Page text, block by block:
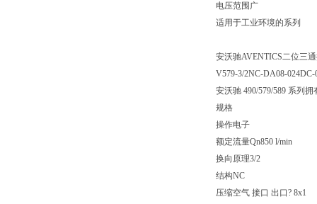
电压范围广
适用于工业环境的系列
安沃驰AVENTICS二位三
V579-3/2NC-DA08-024DC-
安沃驰 490/579/589 系列
规格
操作电子
额定流量Qn850 l/min
换向原理3/2
结构NC
压缩空气 接口 出口? 8x1